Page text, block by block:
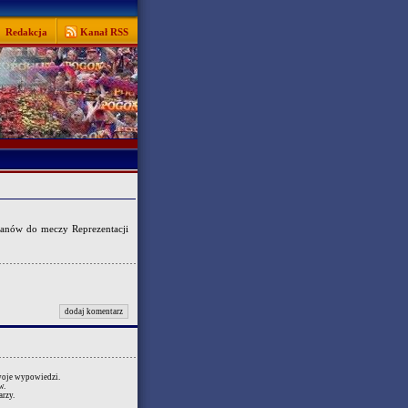
Redakcja Kanał RSS
do meczy Reprezentacji
dodaj komentarz
wypowiedzi.